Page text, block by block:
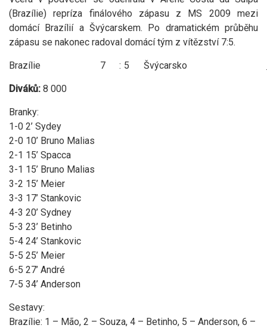
(Brazílie) repríza finálového zápasu z MS 2009 mezi
domácí Brazílií a Švýcarskem. Po dramatickém průběhu
zápasu se nakonec radoval domácí tým z vítězství 7:5.
Brazílie 7 : 5 Švýcarsko
Diváků: 8 000
Branky:
1-0 2’ Sydey
2-0 10’ Bruno Malias
2-1 15’ Spacca
3-1 15’ Bruno Malias
3-2 15’ Meier
3-3 17’ Stankovic
4-3 20’ Sydney
5-3 23’ Betinho
5-4 24’ Stankovic
5-5 25’ Meier
6-5 27’ André
7-5 34’ Anderson
Sestavy:
Brazílie: 1 – Mão, 2 – Souza, 4 – Betinho, 5 – Anderson, 6 –